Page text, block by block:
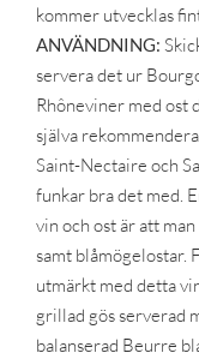
kommer utvecklas
ANVÄNDNING:
servera det ur
Rhôneviner med ost
själva
Saint-Nectaire och
funkar bra det med.
vin och ost är att
samt blåmögelostar.
utmärkt med detta
grillad gös serverad
balanserad Beurre